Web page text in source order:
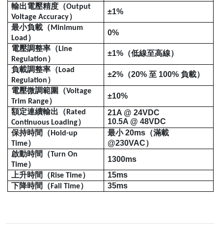
輸出電壓精度（Output
Voltage Accuracy）
±1%
最小負載（ Minimum
Load ）
0%
電壓調整率（Line
Regulation）
±1% （低線至高線）
負載調整率（Load
Regulation）
±2% （20%至 100%負載）
電壓微調範圍（Voltage
Trim Range）
±10%
額定連續輸出（ Rated
Continuous Loading）
21A @ 24VDC
10.5A @ 48VDC
保持時間（Hold-up
Time）
最小20ms （滿載
@230VAC）
啟動時間（Turn On
Time）
1300ms
上升時間（ Rise Time）
15ms
下降時間（Fall Time） 35ms